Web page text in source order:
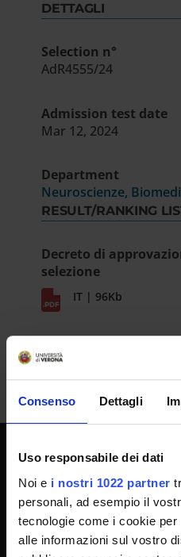
Consenso Dettagli
Uso responsabile dei dati
Noi e i nostri 1022 partner
personali, ad esempio il
tecnologie come i cookie
alle informazioni sul vostro
DETTAGLI
Selection n°
AdR4555/24
Admission test date
Mar 12, 2024
Department
Neuroscienze,
RESULT/RANKING
Decreto di
selezione
IT | 96Kb
UNIVERSITY SERVICES
Transparency